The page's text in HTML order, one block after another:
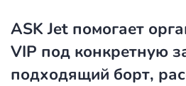
ASK Jet помогает
VIP под конкретную
подходящий борт,